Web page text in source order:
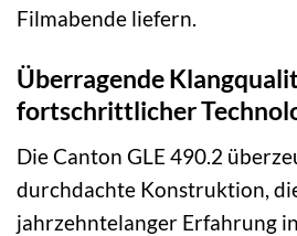
Filmabende liefern.
Überragende
fortschrittlicher
Die Canton GLE 490.2
durchdachte Konstruktion,
jahrzehntelanger Erfahrung